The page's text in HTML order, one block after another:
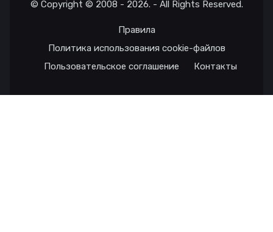
© Copyright © 2008 - 2026. - All Rights Reserved.
Правила
Политика использования cookie-файлов
Пользовательское соглашение
Контакты